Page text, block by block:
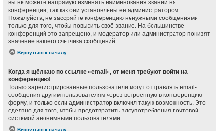
вы не можете напрямую изменять наименования званий на
конференции, так как они установлены её администратором.
Пожалуйста, не засоряйте конференцию ненужными сообщениями
только для того, чтобы повысить своё звание. На большинстве
конференций это запрещено, и модератор или администратор понизят
значение вашего счётчика сообщений.
Вернуться к началу
Когда я щёлкаю по ссылке «email», от меня требуют войти на
конференцию!
Только зарегистрированные пользователи могут отправлять email-
сообщения другим пользователям через встроенную в конференцию
форму, и только если администратор включил такую возможность. Это
сделано для того, чтобы предотвратить злоупотребления почтовой
системой анонимными пользователями.
Вернуться к началу